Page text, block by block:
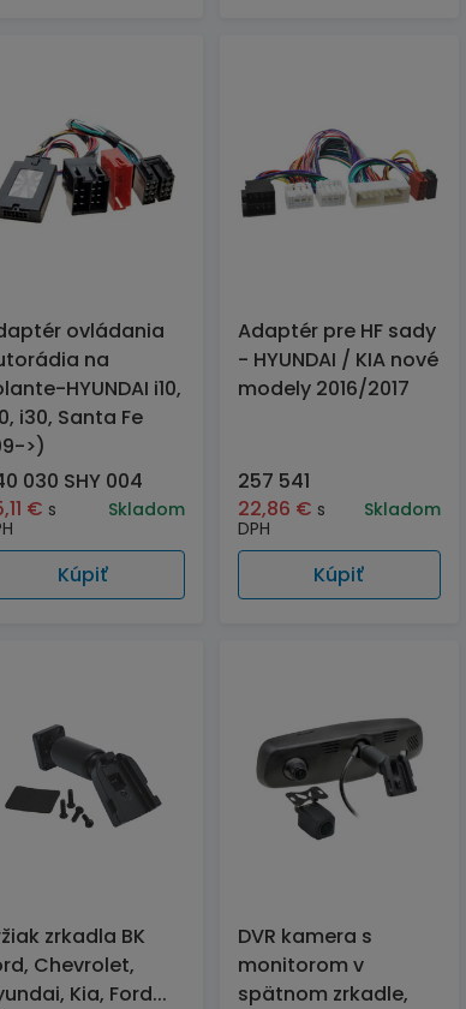
ovládania
na
HYUNDAI i10,
i30, Santa Fe
>)
030 SHY 004
€ s
Skladom
Kúpiť
Adaptér pre HF sady
- HYUNDAI / KIA nové
modely 2016/2017
257 541
22,86 € s
DPH
Skladom
Kúpiť
zrkadla BK
Chevrolet,
Kia, Ford...
DVR kamera s
monitorom v
spätnom zrkadle,